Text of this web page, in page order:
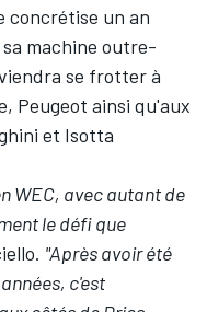
concrétise un an
machine outre-
se frotter à
Peugeot ainsi qu'aux
et Isotta
WEC, avec autant de
le défi que
"Après avoir été
c'est